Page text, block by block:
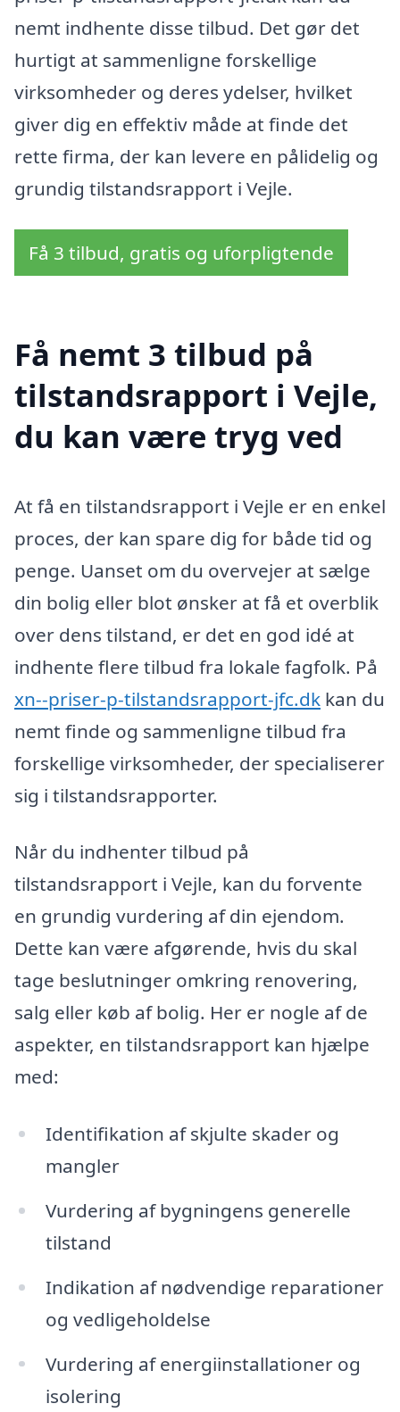
nemt indhente disse tilbud. Det gør det
hurtigt at sammenligne forskellige
virksomheder og deres ydelser, hvilket
giver dig en effektiv måde at finde det
rette firma, der kan levere en pålidelig og
grundig tilstandsrapport i Vejle.
Få 3 tilbud, gratis og uforpligtende
Få nemt 3 tilbud på
tilstandsrapport i Vejle,
du kan være tryg ved
At få en tilstandsrapport i Vejle er en enkel
proces, der kan spare dig for både tid og
penge. Uanset om du overvejer at sælge
din bolig eller blot ønsker at få et overblik
over dens tilstand, er det en god idé at
indhente flere tilbud fra lokale fagfolk. På
xn--priser-p-tilstandsrapport-jfc.dk kan du
nemt finde og sammenligne tilbud fra
forskellige virksomheder, der specialiserer
sig i tilstandsrapporter.
Når du indhenter tilbud på
tilstandsrapport i Vejle, kan du forvente
en grundig vurdering af din ejendom.
Dette kan være afgørende, hvis du skal
tage beslutninger omkring renovering,
salg eller køb af bolig. Her er nogle af de
aspekter, en tilstandsrapport kan hjælpe
med:
Identifikation af skjulte skader og
mangler
Vurdering af bygningens generelle
tilstand
Indikation af nødvendige reparationer
og vedligeholdelse
Vurdering af energiinstallationer og
isolering